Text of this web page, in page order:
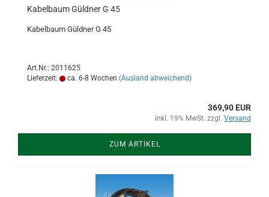
Kabelbaum Güldner G 45
Kabelbaum Güldner G 45
Art.Nr.: 2011625
Lieferzeit:
ca. 6-8 Wochen (Ausland abweichend)
369,90 EUR
inkl. 19% MwSt. zzgl. Versand
ZUM ARTIKEL